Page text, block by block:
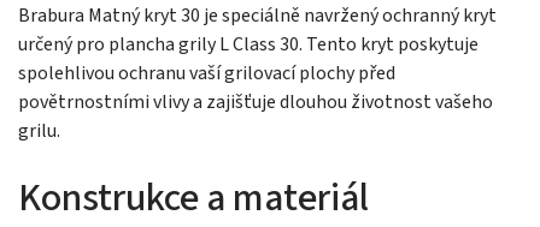
Brabura Matný kryt 30 je speciálně navržený ochranný kryt
určený pro plancha grily L Class 30. Tento kryt poskytuje
spolehlivou ochranu vaší grilovací plochy před
povětrnostními vlivy a zajišťuje dlouhou životnost vašeho
grilu.
Konstrukce a materiál